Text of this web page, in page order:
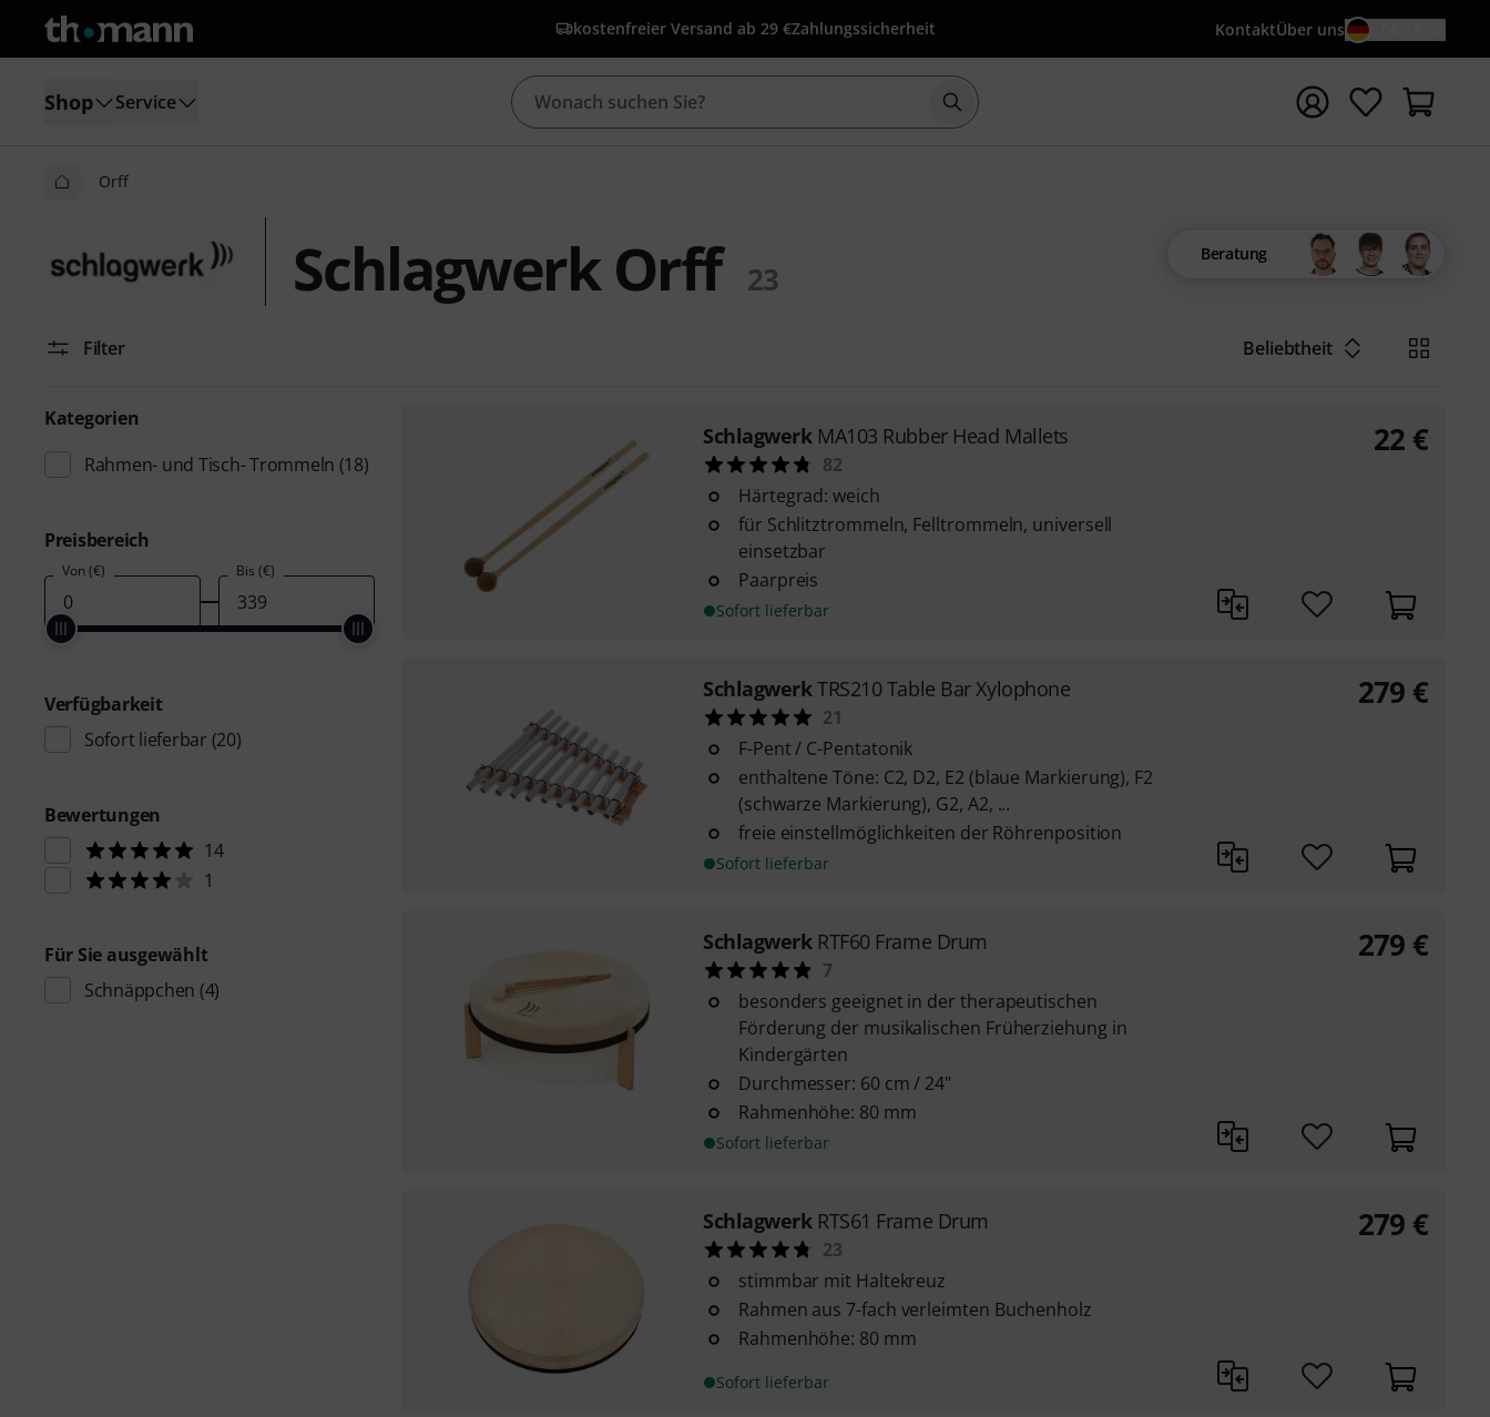
kostenfreier Versand ab 29 €Zahlungssicherheit KontaktÜber uns
Shop Service Suche mit Suchwort {searchTerm} starten
Orff
Schlagwerk Orff 23
Beratung
Filter Beliebtheit
Kategorien
Rahmen- und Tisch- Trommeln (18)
Preisbereich
Von (€) Bis (€)
Verfügbarkeit
Sofort lieferbar (20)
Bewertungen
14
1
Für Sie ausgewählt
Schnäppchen (4)
Schlagwerk MA103 Rubber Head Mallets
82
Härtegrad: weich
für Schlitztrommeln, Felltrommeln, universell
einsetzbar
Paarpreis
Sofort lieferbar
22 €
SchlagwerkTRS210 Table Bar Xylophone
21
F-Pent / C-Pentatonik
enthaltene Töne: C2, D2, E2 (blaue Markierung), F2
(schwarze Markierung), G2, A2, ...
freie einstellmöglichkeiten der Röhrenposition
Sofort lieferbar
279 €
Schlagwerk RTF60 Frame Drum
7
besonders geeignet in der therapeutischen
Förderung der musikalischen Früherziehung in
Kindergärten
Durchmesser: 60 cm / 24"
Rahmenhöhe: 80 mm
Sofort lieferbar
279 €
Schlagwerk RTS61 Frame Drum
23
stimmbar mit Haltekreuz
Rahmen aus 7-fach verleimten Buchenholz
Rahmenhöhe: 80 mm
Sofort lieferbar
279 €